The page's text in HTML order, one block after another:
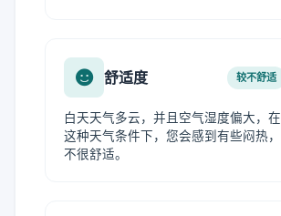
舒适度 较不舒适
白天天气多云，并且空气湿度偏大，在
这种天气条件下，您会感到有些闷热，
不很舒适。